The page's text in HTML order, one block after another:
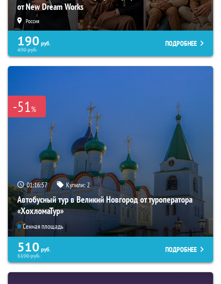
от New Dream Works
Россия
190 руб.
490руб.
ПОДРОБНЕЕ
-51%
01:16:56 Купили:2
Автобусный тур в Великий Новгород от туроператора
«ХохломаТур»
Сенная площадь
510 руб.
5190руб.
ПОДРОБНЕЕ